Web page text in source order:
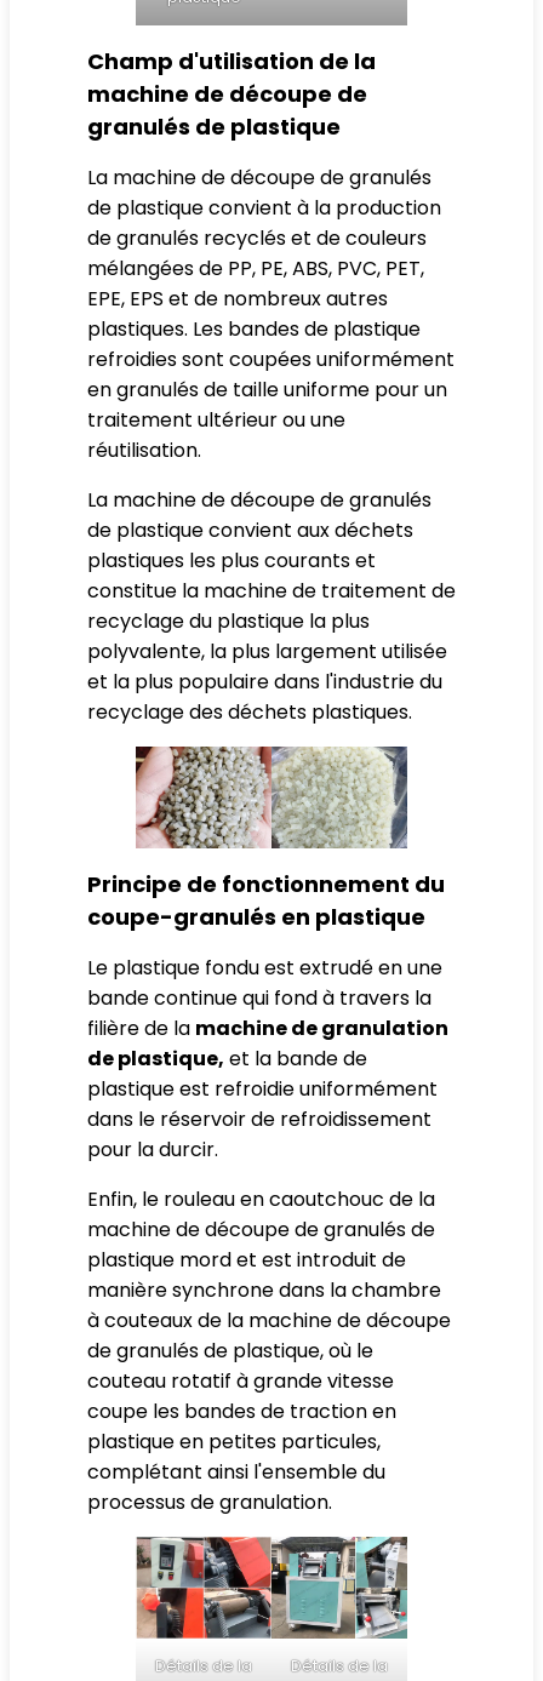
Champ d'utilisation de la
machine de découpe de
granulés de plastique
La machine de découpe de granulés
de plastique convient à la production
de granulés recyclés et de couleurs
mélangées de PP, PE, ABS, PVC, PET,
EPE, EPS et de nombreux autres
plastiques. Les bandes de plastique
refroidies sont coupées uniformément
en granulés de taille uniforme pour un
traitement ultérieur ou une
réutilisation.
La machine de découpe de granulés
de plastique convient aux déchets
plastiques les plus courants et
constitue la machine de traitement de
recyclage du plastique la plus
polyvalente, la plus largement utilisée
et la plus populaire dans l'industrie du
recyclage des déchets plastiques.
Principe de fonctionnement du
coupe-granulés en plastique
Le plastique fondu est extrudé en une
bande continue qui fond à travers la
filière de la machine de granulation
de plastique, et la bande de
plastique est refroidie uniformément
dans le réservoir de refroidissement
pour la durcir.
Enfin, le rouleau en caoutchouc de la
machine de découpe de granulés de
plastique mord et est introduit de
manière synchrone dans la chambre
à couteaux de la machine de découpe
de granulés de plastique, où le
couteau rotatif à grande vitesse
coupe les bandes de traction en
plastique en petites particules,
complétant ainsi l'ensemble du
processus de granulation.
Détails de la
Détails de la